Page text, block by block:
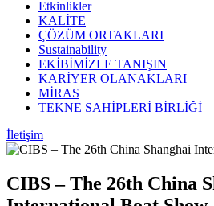
Etkinlikler
KALİTE
ÇÖZÜM ORTAKLARI
Sustainability
EKİBİMİZLE TANIŞIN
KARİYER OLANAKLARI
MİRAS
TEKNE SAHİPLERİ BİRLİĞİ
İletişim
CIBS – The 26th China